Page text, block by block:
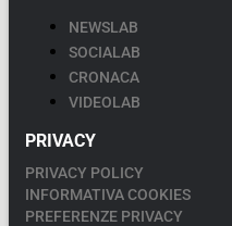
NEWSLAB
SOCIALAB
CRONACA
VIDEOLAB
PRIVACY
PRIVACY POLICY
INFORMATIVA COOKIES
PREFERENZE PRIVACY